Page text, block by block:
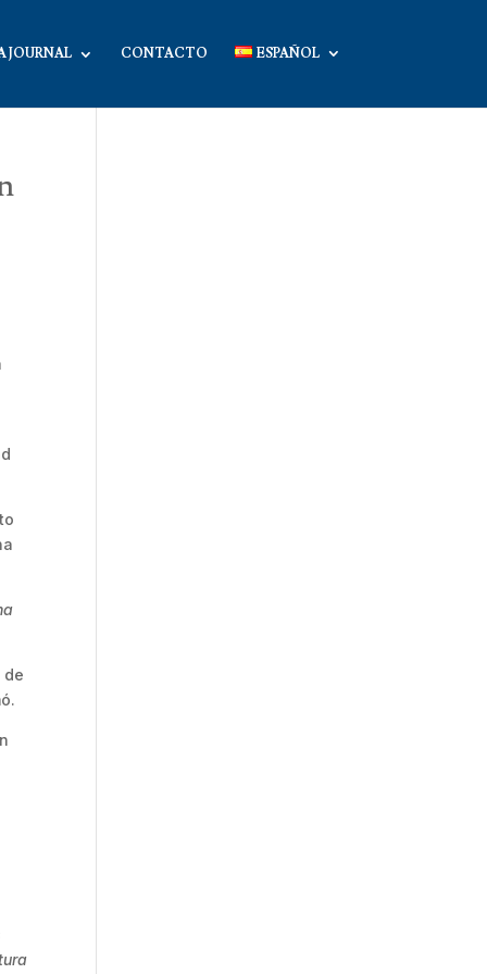
JOURNAL CONTACTO ESPAÑOL
de